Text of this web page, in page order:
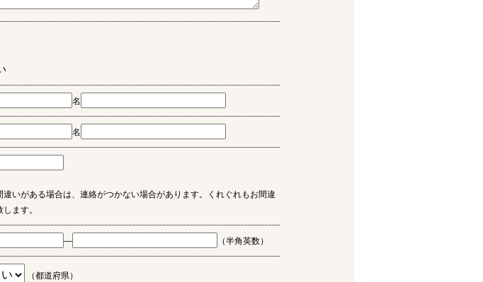
名
名
いがある場合は、連絡がつかない場合があります。くれぐれもお間違
ます。
― （半角英数）
（都道府県）